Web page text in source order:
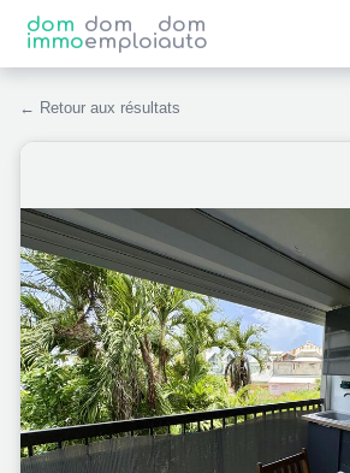
dom
immo
dom
emploi
dom
auto
← Retour aux résultats